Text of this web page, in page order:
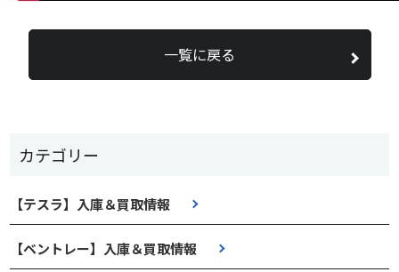
カテゴリー
【テスラ】入庫＆買取情報
【ベントレー】入庫＆買取情報
一覧に戻る